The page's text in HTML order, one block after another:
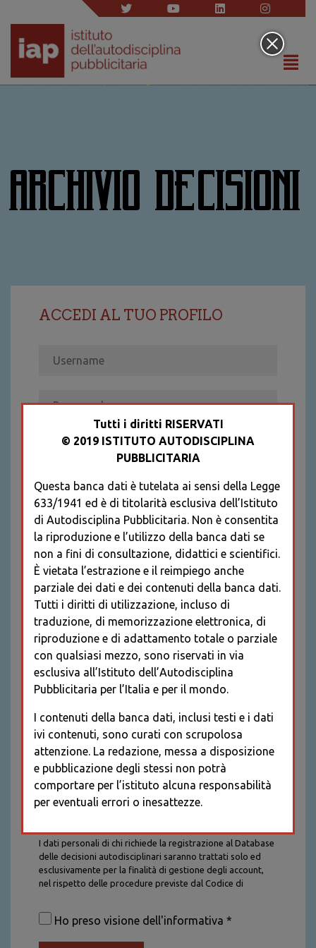
ARCHIVIO DECISIONI
ACCEDI AL TUO PROFILO
Recupera password
REGISTRATI
* I CAMPI CONTRASSEGNATI SONO
OBBLIGATORI
I dati personali di chi richiede la registrazione al Database
delle decisioni autodisciplinari saranno trattati solo ed
esclusivamente per la finalità di gestione degli account,
nel rispetto delle procedure previste dal Codice di
saranno trattati con tutte le cautele richieste dalla legge e
saranno conservati per la durata stabilita caso per caso
Ho preso visione dell'informativa *
Tutti i diritti RISERVATI
© 2019 ISTITUTO AUTODISCIPLINA
PUBBLICITARIA
Questa banca dati è tutelata ai sensi della Legge
633/1941 ed è di titolarità esclusiva dell’Istituto
di Autodisciplina Pubblicitaria. Non è consentita
la riproduzione e l’utilizzo della banca dati se
non a fini di consultazione, didattici e scientifici.
È vietata l’estrazione e il reimpiego anche
parziale dei dati e dei contenuti della banca dati.
Tutti i diritti di utilizzazione, incluso di
traduzione, di memorizzazione elettronica, di
riproduzione e di adattamento totale o parziale
con qualsiasi mezzo, sono riservati in via
esclusiva all’Istituto dell’Autodisciplina
Pubblicitaria per l’Italia e per il mondo.
I contenuti della banca dati, inclusi testi e i dati
ivi contenuti, sono curati con scrupolosa
attenzione. La redazione, messa a disposizione
e pubblicazione degli stessi non potrà
comportare per l’istituto alcuna responsabilità
per eventuali errori o inesattezze.